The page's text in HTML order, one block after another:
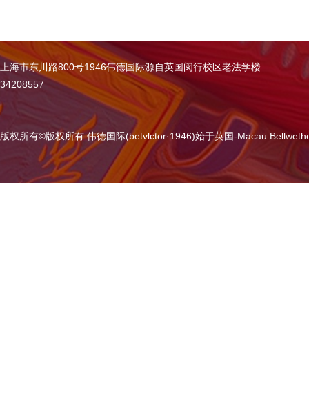
上海市东川路800号1946伟德国际源自英国闵行校区老法学楼
34208557
版权所有©版权所有 伟德国际(betvlctor·1946)始于英国-Macau